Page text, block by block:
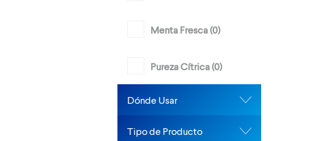
Menta Fresca (0)
Pureza Cítrica (0)
Dónde Usar
Tipo de Producto